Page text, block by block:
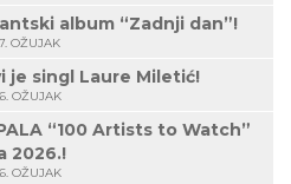
album “Zadnji dan”!
OŽUJAK
je singl Laure Miletić!
OŽUJAK
“100 Artists to Watch”
2026.!
OŽUJAK